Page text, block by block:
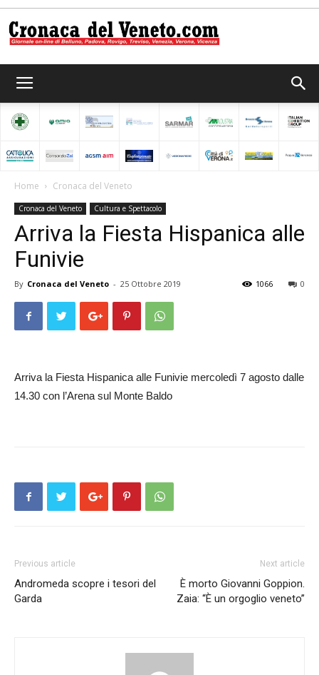
del
Veneto
Home Cronaca del Veneto
Cronaca del Veneto Cultura e Spettacolo
Arriva la Fiesta Hispanica alle
Funivie
By Cronaca del Veneto - 25 Ottobre 2019 0
1066
Arriva la Fiesta Hispanica alle Funivie mercoledì 7 agosto dalle
14.30 con l’Arena sul Monte Baldo
Previous article
Andromeda scopre i tesori del
Garda
Next article
È morto Giovanni Goppion.
Zaia: “È un orgoglio veneto”